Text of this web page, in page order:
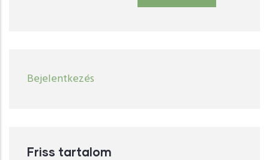
User
account
Bejelentkezés
Friss tartalom